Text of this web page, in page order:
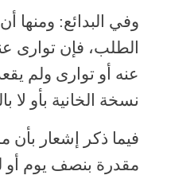
وفي البدائع: ومنها
الطلب، فإن توارى
عنه أو توارى ولم
نسخة الخانية بأو لا
فيما ذكر إشعار بأن
مقدرة بنصف يوم أو